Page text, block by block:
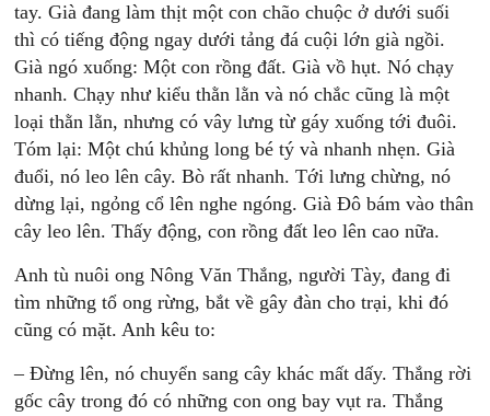
tay. Già đang làm thịt một con chão chuộc ở dưới suối
thì có tiếng động ngay dưới tảng đá cuội lớn già ngồi.
Già ngó xuống: Một con rồng đất. Già vồ hụt. Nó chạy
nhanh. Chạy như kiểu thằn lằn và nó chắc cũng là một
loại thằn lằn, nhưng có vây lưng từ gáy xuống tới đuôi.
Tóm lại: Một chú khủng long bé tý và nhanh nhẹn. Già
đuổi, nó leo lên cây. Bò rất nhanh. Tới lưng chừng, nó
dừng lại, ngỏng cổ lên nghe ngóng. Già Đô bám vào thân
cây leo lên. Thấy động, con rồng đất leo lên cao nữa.
Anh tù nuôi ong Nông Văn Thắng, người Tày, đang đi
tìm những tổ ong rừng, bắt về gây đàn cho trại, khi đó
cũng có mặt. Anh kêu to:
– Đừng lên, nó chuyển sang cây khác mất dấy. Thắng rời
gốc cây trong đó có những con ong bay vụt ra. Thắng